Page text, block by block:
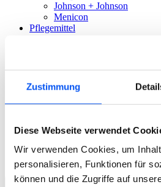
Zustimmung
Diese Webseite verwendet
Wir verwenden Cookies, um
personalisieren, Funktionen für
können und die Zugriffe auf
Johnson + Johnson
Menicon
Pflegemittel
Peroxidlösungen
Kochsalzlösungen
Augentropfen
Hartlinsenpflege
Beliebte Marken
Service
Zurück zur Hauptseite